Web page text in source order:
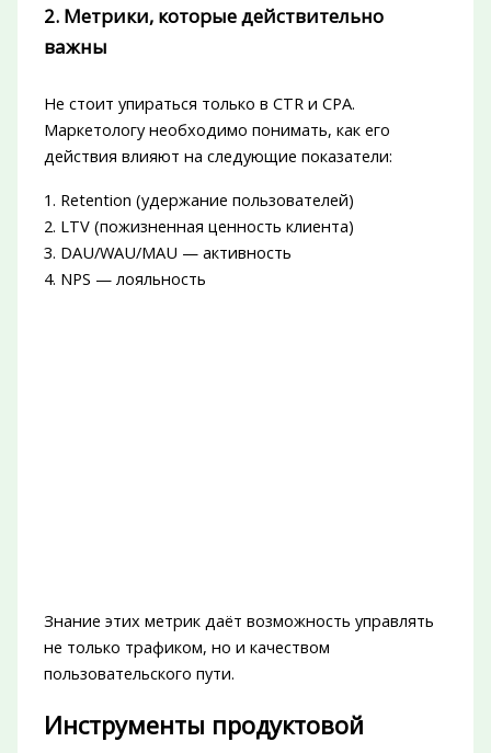
2. Метрики, которые действительно
важны
Не стоит упираться только в CTR и CPA.
Маркетологу необходимо понимать, как его
действия влияют на следующие показатели:
1. Retention (удержание пользователей)
2. LTV (пожизненная ценность клиента)
3. DAU/WAU/MAU — активность
4. NPS — лояльность
Знание этих метрик даёт возможность управлять
не только трафиком, но и качеством
пользовательского пути.
Инструменты продуктовой